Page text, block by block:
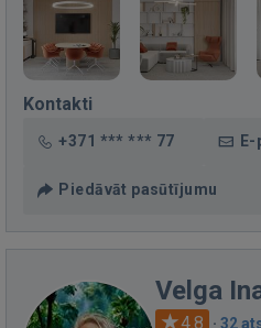
Kontakti
+371 *** *** 77 E-
Piedāvāt pasūtījumu
Velga
4.8 · 32